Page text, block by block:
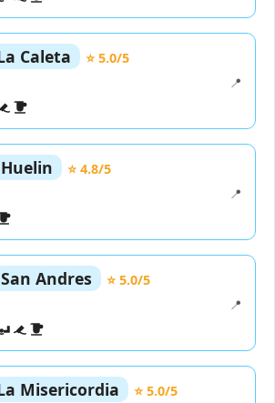
Caleta
⭐ 5.0/5
📍
⭐ 4.8/5
📍
Andres
⭐ 5.0/5
📍
Misericordia
⭐ 5.0/5